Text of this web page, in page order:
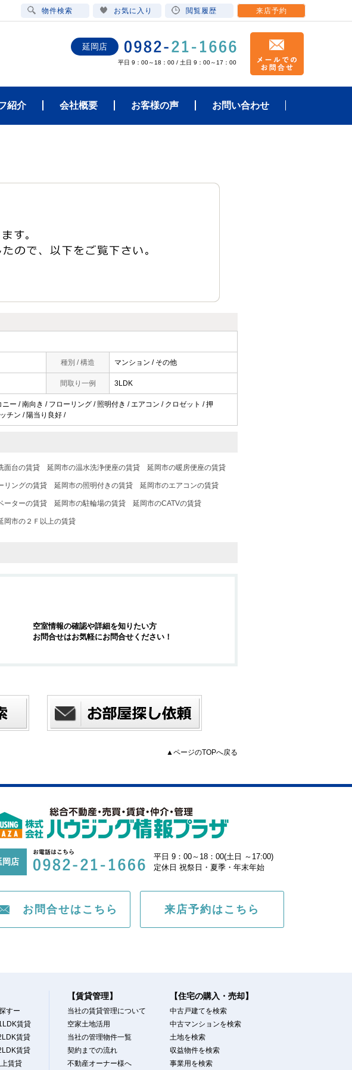
延岡店
平日 9：00～18：00 / 土日 9：00～17：00
紹介 会社概要 お客様の声 お問い合わせ
種別 / 構造 マンション / その他
間取り一例 3LDK
ー / 南向き / フローリング / 照明付き / エアコン / クロゼット / 押
チン / 陽当り良好 /
面台の賃貸 延岡市の温水洗浄便座の賃貸 延岡市の暖房便座の賃貸
リングの賃貸 延岡市の照明付きの賃貸 延岡市のエアコンの賃貸
ーターの賃貸 延岡市の駐輪場の賃貸 延岡市のCATVの賃貸
岡市の２Ｆ以上の賃貸
空室情報の確認や詳細を知りたい方
お問合せはお気軽にお問合せください！
▲ページのTOPへ戻る
岡店
平日 9：00～18：00(土日 ～17:00)
定休日 祝祭日・夏季・年末年始
お問合せはこちら 来店予約はこちら
すー
賃貸
賃貸
賃貸
賃貸
【賃貸管理】
当社の賃貸管理について
空家土地活用
当社の管理物件一覧
契約までの流れ
不動産オーナー様へ
【住宅の購入・売却】
中古戸建てを検索
中古マンションを検索
土地を検索
収益物件を検索
事業用を検索
物件検索 お気に入り 閲覧履歴 来店予約